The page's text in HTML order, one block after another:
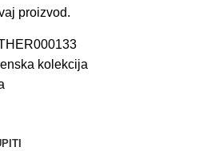
proizvod.
kolekcija